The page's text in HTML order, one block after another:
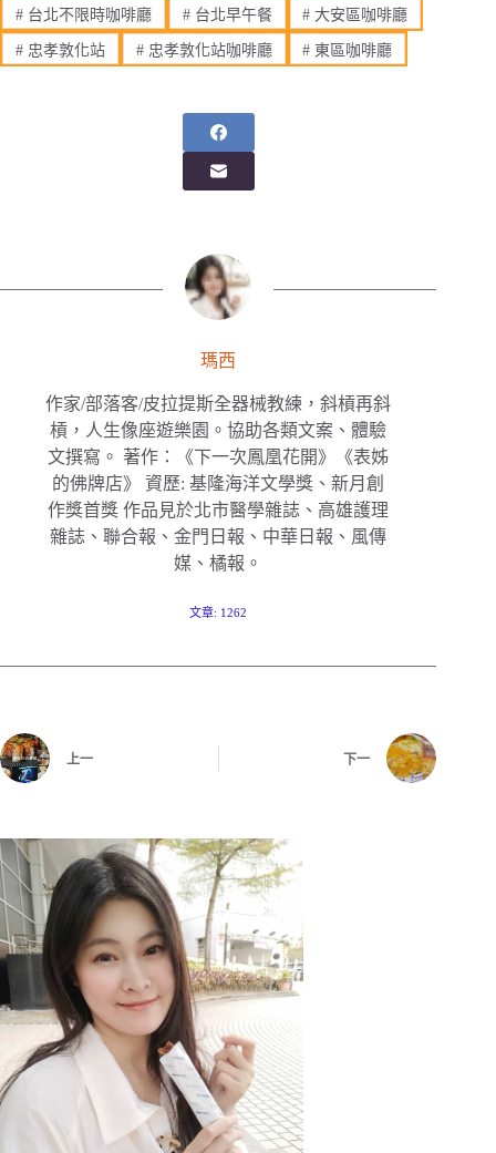
#台北不限時咖啡廳 #台北早午餐 # 大安區咖啡廳
#忠孝敦化站 #忠孝敦化站咖啡廳 # 東區咖啡廳
瑪西
作家/部落客/皮拉提斯全器械教練，斜槓再斜
槓，人生像座遊樂園。協助各類文案、體驗
文撰寫。 著作：《下一次鳳凰花開》《表姊
的佛牌店》 資歷: 基隆海洋文學獎、新月創
作獎首獎 作品見於北市醫學雜誌、高雄護理
雜誌、聯合報、金門日報、中華日報、風傳
媒、橘報。
文章: 1262
上一 下一